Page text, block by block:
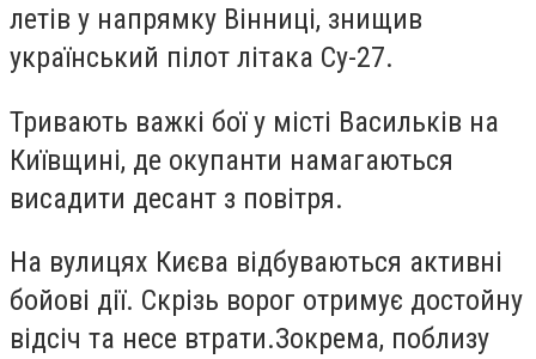
летів у напрямку Вінниці, знищив
український пілот літака Су-27.
Тривають важкі бої у місті Васильків на
Київщині, де окупанти намагаються
висадити десант з повітря.
На вулицях Києва відбуваються активні
бойові дії. Скрізь ворог отримує достойну
відсіч та несе втрати.Зокрема, поблизу